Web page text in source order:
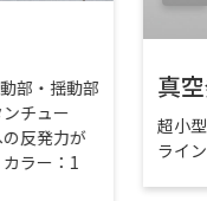
部・揺動部
チュー
反発力が
ラー：1
真
超小
ライ